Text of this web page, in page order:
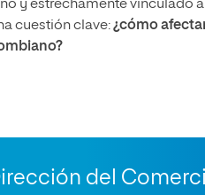
y estrechamente vinculado
cuestión clave:¿cómo
del